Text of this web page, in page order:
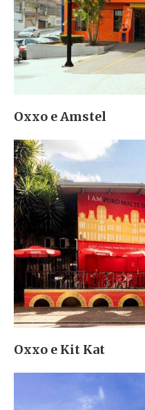
Oxxo e Amstel
Oxxo e Kit Kat